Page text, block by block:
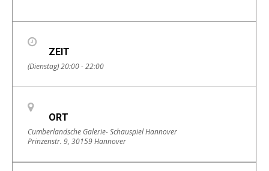
ZEIT
(Dienstag) 20:00 - 22:00
ORT
Cumberlandsche Galerie- Schauspiel Hannover
Prinzenstr. 9, 30159 Hannover